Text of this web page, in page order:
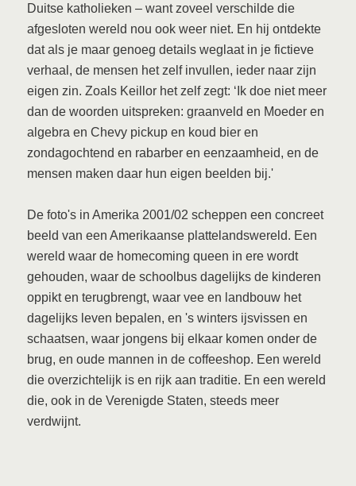
Duitse katholieken – want zoveel verschilde die
afgesloten wereld nou ook weer niet. En hij ontdekte
dat als je maar genoeg details weglaat in je fictieve
verhaal, de mensen het zelf invullen, ieder naar zijn
eigen zin. Zoals Keillor het zelf zegt: ‘Ik doe niet meer
dan de woorden uitspreken: graanveld en Moeder en
algebra en Chevy pickup en koud bier en
zondagochtend en rabarber en eenzaamheid, en de
mensen maken daar hun eigen beelden bij.'
De foto's in Amerika 2001/02 scheppen een concreet
beeld van een Amerikaanse plattelandswereld. Een
wereld waar de homecoming queen in ere wordt
gehouden, waar de schoolbus dagelijks de kinderen
oppikt en terugbrengt, waar vee en landbouw het
dagelijks leven bepalen, en 's winters ijsvissen en
schaatsen, waar jongens bij elkaar komen onder de
brug, en oude mannen in de coffeeshop. Een wereld
die overzichtelijk is en rijk aan traditie. En een wereld
die, ook in de Verenigde Staten, steeds meer
verdwijnt.